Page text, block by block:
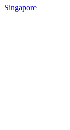
Singapore